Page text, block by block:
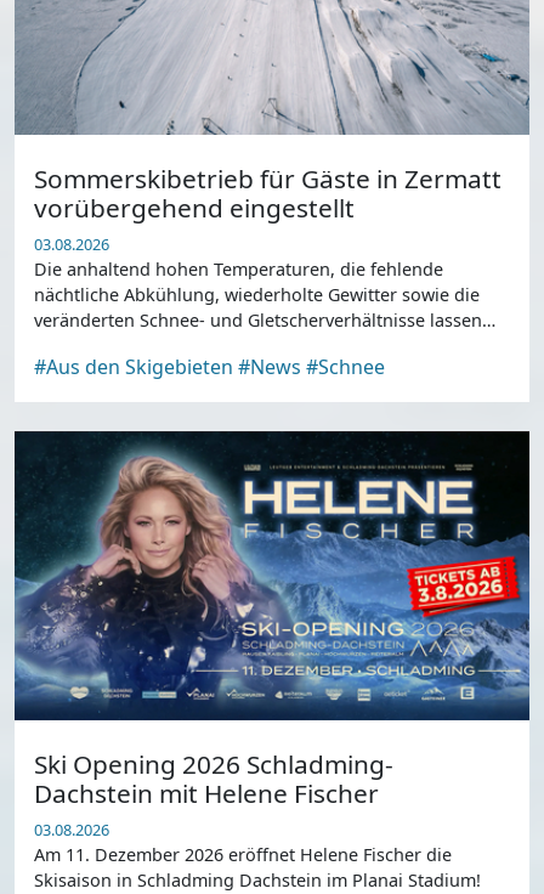
Sommerskibetrieb für Gäste in Zermatt
vorübergehend eingestellt
03.08.2026
Die anhaltend hohen Temperaturen, die fehlende
nächtliche Abkühlung, wiederholte Gewitter sowie die
veränderten Schnee- und Gletscherverhältnisse lassen
für Gäste derzeit nicht mehr zu.
#Aus den Skigebieten #News #Schnee
Ski Opening 2026 Schladming-
Dachstein mit Helene Fischer
03.08.2026
Am 11. Dezember 2026 eröffnet Helene Fischer die
Skisaison in Schladming Dachstein im Planai Stadium!